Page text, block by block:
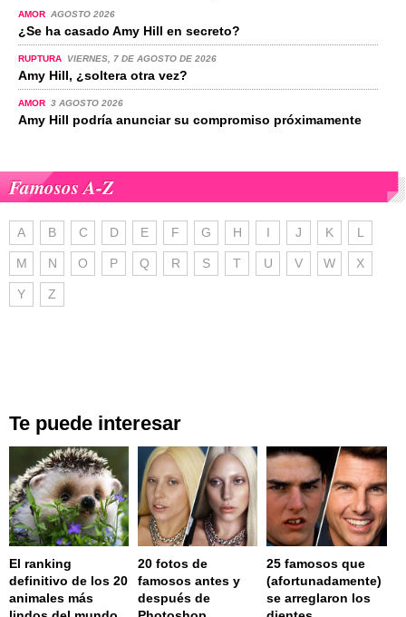
AMOR AGOSTO 2026
¿Se ha casado Amy Hill en secreto?
RUPTURA VIERNES, 7 DE AGOSTO DE 2026
Amy Hill, ¿soltera otra vez?
AMOR 3 AGOSTO 2026
Amy Hill podría anunciar su compromiso próximamente
Famosos A-Z
A B C D E F G H I J K L
M N O P Q R S T U V W X
Y Z
Te puede interesar
El ranking
definitivo de los 20
animales más
20 fotos de
famosos antes y
después de
25 famosos que
(afortunadamente)
se arreglaron los